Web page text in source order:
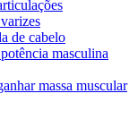
de cabelo
masculina
massa muscular